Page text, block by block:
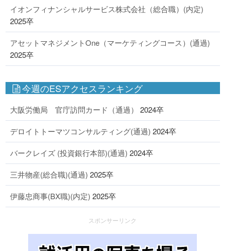
イオンフィナンシャルサービス株式会社（総合職）(内定)
2025卒
アセットマネジメントOne（マーケティングコース）(通過)
2025卒
今週のESアクセスランキング
大阪労働局 官庁訪問カード（通過） 2024卒
デロイトトーマツコンサルティング(通過) 2024卒
バークレイズ (投資銀行本部)(通過) 2024卒
三井物産(総合職)(通過) 2025卒
伊藤忠商事(BX職)(内定) 2025卒
スポンサーリンク